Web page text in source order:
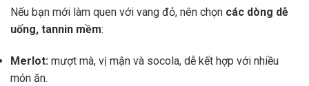
Nếu bạn mới làm quen với vang đỏ, nên chọn các dòng dễ
uống, tannin mềm:
Merlot: mượt mà, vị mận và socola, dễ kết hợp với nhiều
món ăn.